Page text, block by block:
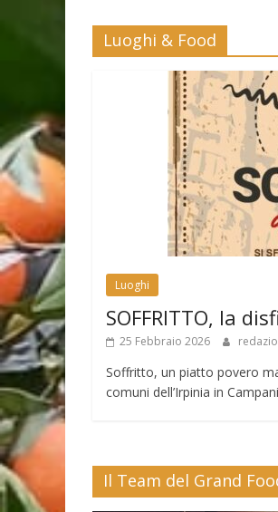
Luoghi & Food
Luoghi
SOFFRITTO, la
25 Febbraio 2026
Soffritto, un piatto povero
comuni dell’Irpinia in
Il Team del Grand